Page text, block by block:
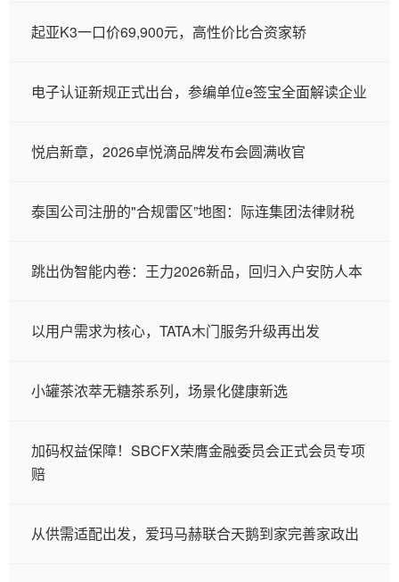
起亚K3一口价69,900元，高性价比合资家轿
电子认证新规正式出台，参编单位e签宝全面解读企业
悦启新章，2026卓悦滴品牌发布会圆满收官
泰国公司注册的"合规雷区”地图：际连集团法律财税
跳出伪智能内卷：王力2026新品，回归入户安防人本
以用户需求为核心，TATA木门服务升级再出发
小罐茶浓萃无糖茶系列，场景化健康新选
加码权益保障！SBCFX荣膺金融委员会正式会员专项
赔
从供需适配出发，爱玛马赫联合天鹅到家完善家政出